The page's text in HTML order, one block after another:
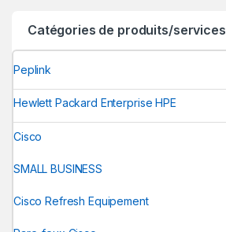
Catégories de produits/services
Peplink
Hewlett Packard Enterprise HPE
Cisco
SMALL BUSINESS
Cisco Refresh Equipement